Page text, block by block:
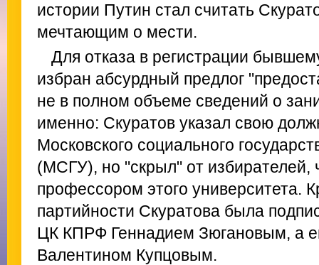
истории Путин стал считать
мечтающим о мести.
Для отказа в регистрации
избран абсурдный предлог
не в полном объеме сведений о
именно: Скуратов указал свою
Московского социального
(МСГУ), но "скрыл" от избирателей,
профессором этого университета.
партийности Скуратова была
ЦК КПРФ Геннадием Зюгановым, а
Валентином Купцовым.